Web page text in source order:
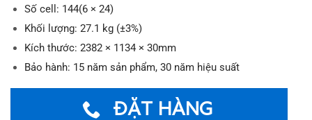
Số cell: 144(6 × 24)
Khối lượng: 27.1 kg (±3%)
Kích thước: 2382 × 1134 × 30mm
Bảo hành: 15 năm sản phẩm, 30 năm hiệu suất
ĐẶT HÀNG